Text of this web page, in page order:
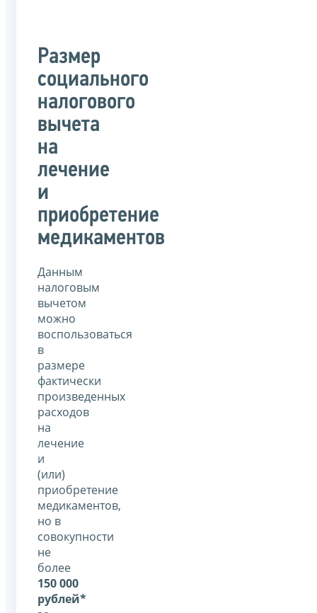
Размер
социального
налогового
вычета
на
лечение
и
приобретение
медикаментов
Данным
налоговым
вычетом
можно
воспользоваться
в
размере
фактически
произведенных
расходов
на
лечение
и
(или)
приобретение
медикаментов,
но в
совокупности
не
более
150 000
рублей*